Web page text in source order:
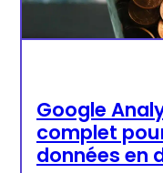
Google
complet
données en